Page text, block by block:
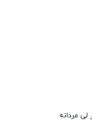
مردانه